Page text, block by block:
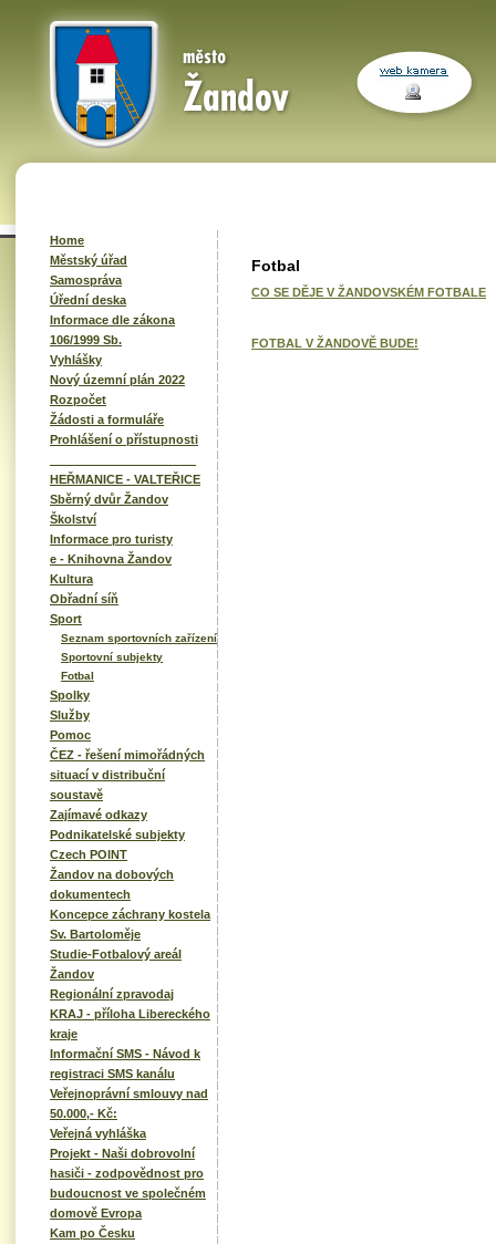
Home
Městský úřad
Samospráva
Úřední deska
Informace dle zákona
106/1999 Sb.
Vyhlášky
Nový územní plán 2022
Rozpočet
Žádosti a formuláře
Prohlášení o přístupnosti
HEŘMANICE - VALTEŘICE
Sběrný dvůr Žandov
Školství
Informace pro turisty
e - Knihovna Žandov
Kultura
Obřadní síň
Sport
Seznam sportovních zařízení
Sportovní subjekty
Fotbal
Spolky
Služby
Pomoc
ČEZ - řešení mimořádných
situací v distribuční
soustavě
Zajímavé odkazy
Podnikatelské subjekty
Czech POINT
Žandov na dobových
dokumentech
Koncepce záchrany kostela
Sv. Bartoloměje
Studie-Fotbalový areál
Žandov
Regionální zpravodaj
KRAJ - příloha Libereckého
kraje
Informační SMS - Návod k
registraci SMS kanálu
Veřejnoprávní smlouvy nad
50.000,- Kč:
Veřejná vyhláška
Projekt - Naši dobrovolní
hasiči - zodpovědnost pro
budoucnost ve společném
domově Evropa
Kam po Česku
Fotbal
CO SE DĚJE V ŽANDOVSKÉM FOTBALE
FOTBAL V ŽANDOVĚ BUDE!